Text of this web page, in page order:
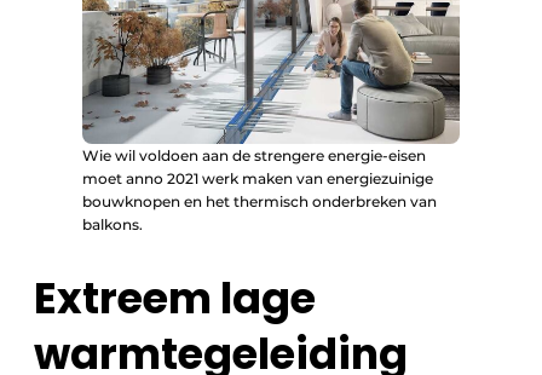
Wie wil voldoen aan de strengere energie-eisen
moet anno 2021 werk maken van energiezuinige
bouwknopen en het thermisch onderbreken van
balkons.
Extreem lage
warmtegeleiding